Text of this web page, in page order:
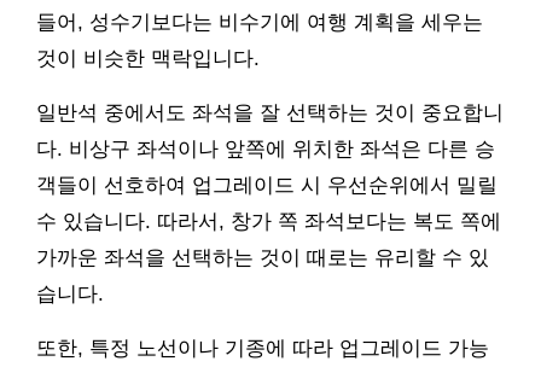
들어, 성수기보다는 비수기에 여행 계획을 세우는
것이 비슷한 맥락입니다.
일반석 중에서도 좌석을 잘 선택하는 것이 중요합니
다. 비상구 좌석이나 앞쪽에 위치한 좌석은 다른 승
객들이 선호하여 업그레이드 시 우선순위에서 밀릴
수 있습니다. 따라서, 창가 쪽 좌석보다는 복도 쪽에
가까운 좌석을 선택하는 것이 때로는 유리할 수 있
습니다.
또한, 특정 노선이나 기종에 따라 업그레이드 가능